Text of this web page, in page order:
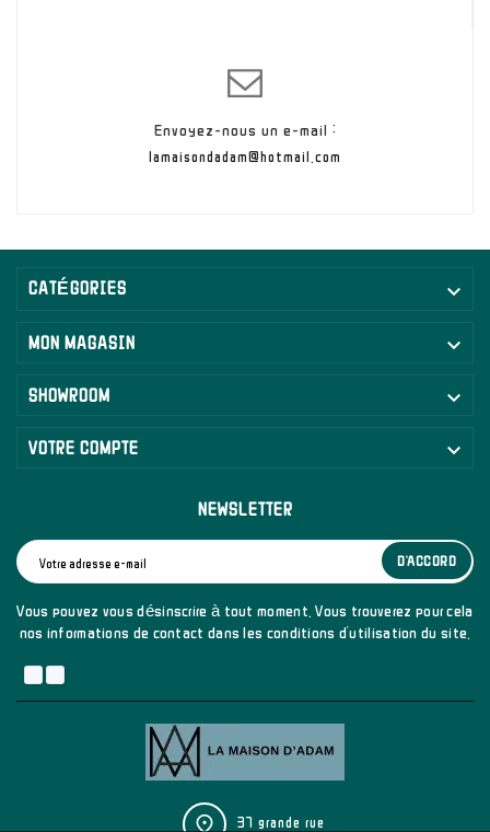
Envoyez-nous un e-mail :
lamaisondadam@hotmail.com
CATÉGORIES 
MON MAGASIN 
SHOWROOM 
VOTRE COMPTE 
NEWSLETTER
D'ACCORD
Vous pouvez vous désinscrire à tout moment. Vous trouverez pour cela
nos informations de contact dans les conditions d'utilisation du site.
37 grande rue